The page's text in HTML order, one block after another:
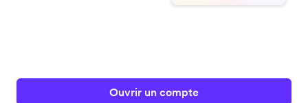
Ouvrir un compte